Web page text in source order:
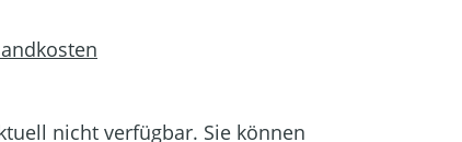
nicht verfügbar. Sie können